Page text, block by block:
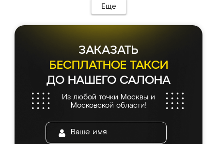
Еще
ЗАКАЗАТЬ
БЕСПЛАТНОЕ ТАКСИ
ДО НАШЕГО САЛОНА
Из любой точки Москвы и
Московской области!